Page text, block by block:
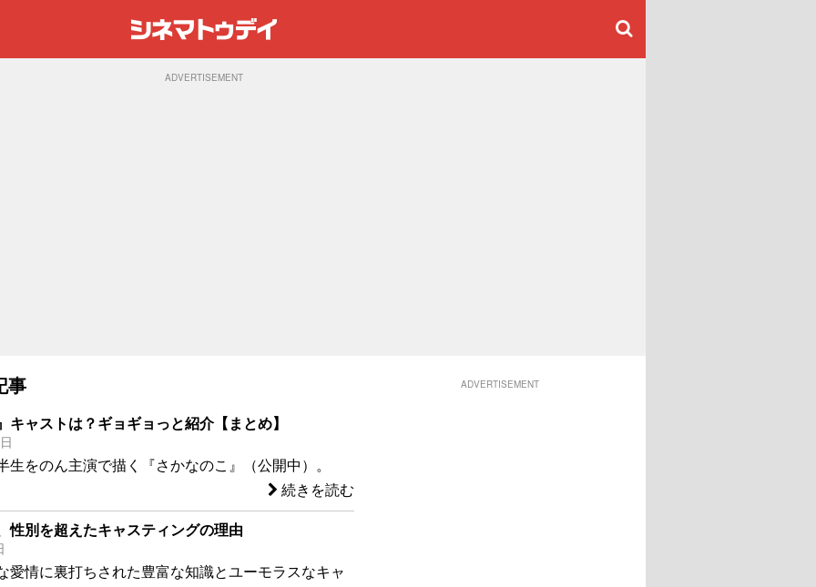
ADVERTISEMENT
事
キャストは？ギョギョっと紹介【まとめ】
生をのん主演で描く『さかなのこ』（公開中）。
続きを読む
性別を超えたキャスティングの理由
愛情に裏打ちされた豊富な知識とユーモラスなキャ
ADVERTISEMENT